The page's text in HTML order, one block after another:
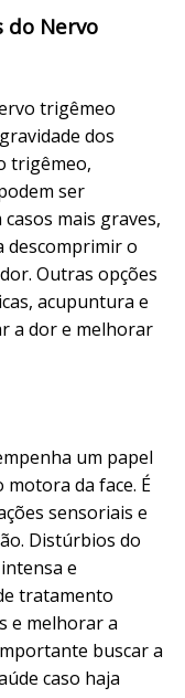
Nervo
trigêmeo
dos
trigêmeo,
ser
mais graves,
descomprimir o
Outras opções
acupuntura e
a dor e melhorar
um papel
da face. É
sensoriais e
Distúrbios do
e
tratamento
e melhorar a
buscar a
caso haja